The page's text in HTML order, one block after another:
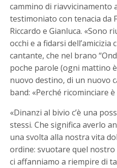
cammino di riavvicinamento
testimoniato con tenacia da
Riccardo e Gianluca. «Sono
occhi e a fidarsi dell’amicizia
cantante, che nel brano
poche parole (ogni mattino
nuovo destino, di un nuovo
band: «Perché ricominciare
«Dinanzi al bivio c’è una
stessi. Che significa averlo
una svolta alla nostra vita
ordine: svuotare quel
ci affanniamo a riempire di